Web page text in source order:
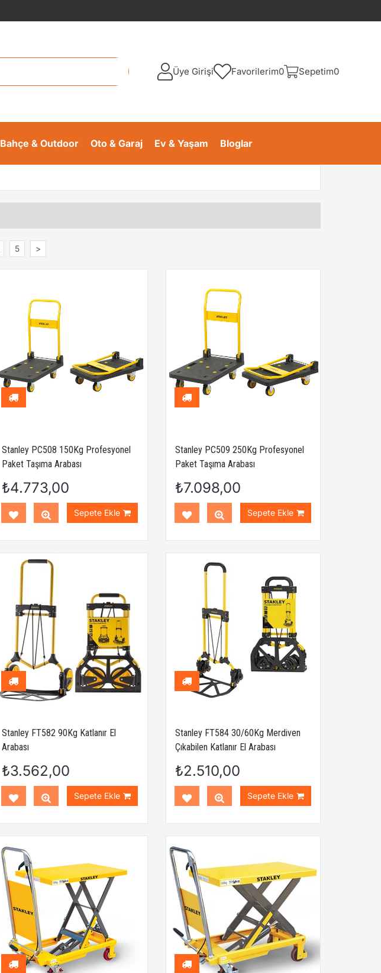
Üye Girişi Favorilerim0 Sepetim0
Bahçe & Outdoor Oto & Garaj Ev & Yaşam Bloglar
5 >
Stanley PC508 150Kg Profesyonel
Paket Taşıma Arabası
₺4.773,00
Sepete Ekle
Stanley PC509 250Kg Profesyonel
Paket Taşıma Arabası
₺7.098,00
Sepete Ekle
Stanley FT582 90Kg Katlanır El
Arabası
₺3.562,00
Sepete Ekle
Stanley FT584 30/60Kg Merdiven
Çıkabilen Katlanır El Arabası
₺2.510,00
Sepete Ekle